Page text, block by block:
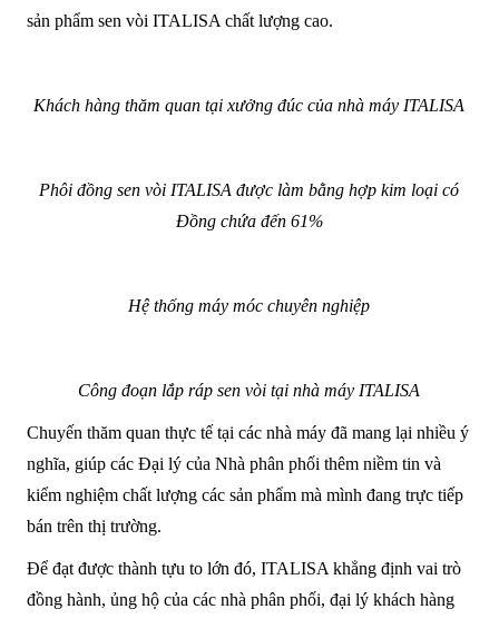
sản phẩm sen vòi ITALISA chất lượng cao.
Khách hàng thăm quan tại xưởng đúc của nhà máy ITALISA
Phôi đồng sen vòi ITALISA được làm bằng hợp kim loại có
Đồng chứa đến 61%
Hệ thống máy móc chuyên nghiệp
Công đoạn lắp ráp sen vòi tại nhà máy ITALISA
Chuyến thăm quan thực tế tại các nhà máy đã mang lại nhiều ý
nghĩa, giúp các Đại lý của Nhà phân phối thêm niềm tin và
kiểm nghiệm chất lượng các sản phẩm mà mình đang trực tiếp
bán trên thị trường.
Để đạt được thành tựu to lớn đó, ITALISA khẳng định vai trò
đồng hành, ủng hộ của các nhà phân phối, đại lý khách hàng